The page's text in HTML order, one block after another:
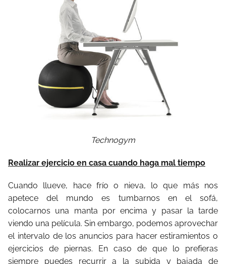
Technogym
Realizar ejercicio en casa cuando haga mal tiempo
Cuando llueve, hace frío o nieva, lo que más nos
apetece del mundo es tumbarnos en el sofá,
colocarnos una manta por encima y pasar la tarde
viendo una película. Sin embargo, podemos aprovechar
el intervalo de los anuncios para hacer estiramientos o
ejercicios de piernas. En caso de que lo prefieras
siempre puedes recurrir a la subida y bajada de